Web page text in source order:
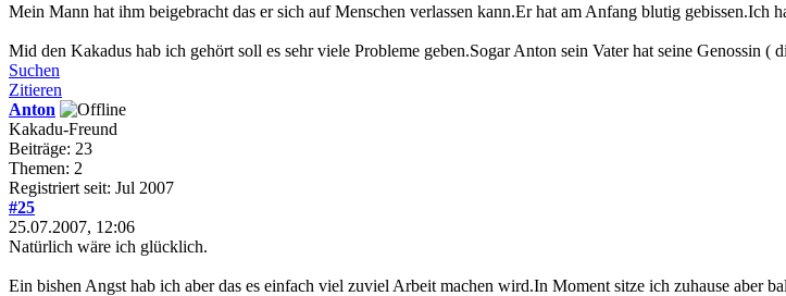
Mein Mann hat ihm beigebracht das er sich auf Menschen verlassen kann.Er hat am Anfang blutig
Mid den Kakadus hab ich gehört soll es sehr viele Probleme geben.Sogar Anton sein Vater hat seine Genossin (
Suchen
Zitieren
Anton
Kakadu-Freund
Beiträge: 23
Themen: 2
Registriert seit: Jul 2007
#25
25.07.2007, 12:06
Natürlich wäre ich glücklich.
Ein bishen Angst hab ich aber das es einfach viel zuviel Arbeit machen wird.In Moment sitze ich zuhause aber